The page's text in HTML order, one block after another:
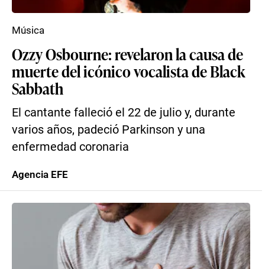
Ozzy Osbourne: revelaron la causa de
muerte del icónico vocalista de Black
Sabbath
El cantante falleció el 22 de julio y, durante
varios años, padeció Parkinson y una
enfermedad coronaria
Música
Agencia EFE